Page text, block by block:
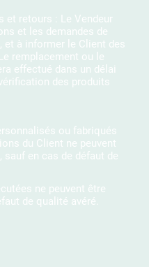
et retours : Le Vendeur
et les demandes de
et à informer le Client des
remplacement ou le
effectué dans un délai
des produits
ou fabriqués
du Client ne peuvent
en cas de défaut de
ne peuvent être
de qualité avéré.